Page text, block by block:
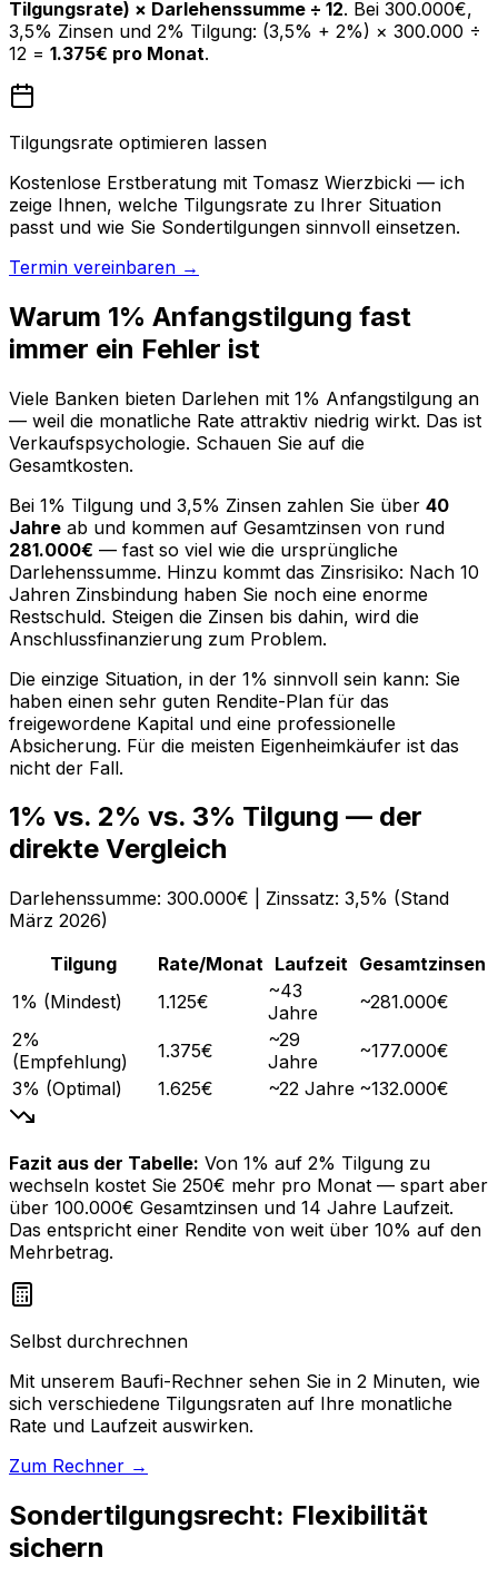
Tilgungsrate) × Darlehenssumme ÷ 12. Bei 300.000€,
3,5% Zinsen und 2% Tilgung: (3,5% + 2%) × 300.000 ÷
12 = 1.375€ pro Monat.
Tilgungsrate optimieren lassen
Kostenlose Erstberatung mit Tomasz Wierzbicki — ich
zeige Ihnen, welche Tilgungsrate zu Ihrer Situation
passt und wie Sie Sondertilgungen sinnvoll einsetzen.
Termin vereinbaren →
Warum 1% Anfangstilgung fast
immer ein Fehler ist
Viele Banken bieten Darlehen mit 1% Anfangstilgung an
— weil die monatliche Rate attraktiv niedrig wirkt. Das ist
Verkaufspsychologie. Schauen Sie auf die
Gesamtkosten.
Bei 1% Tilgung und 3,5% Zinsen zahlen Sie über 40
Jahre ab und kommen auf Gesamtzinsen von rund
281.000€ — fast so viel wie die ursprüngliche
Darlehenssumme. Hinzu kommt das Zinsrisiko: Nach 10
Jahren Zinsbindung haben Sie noch eine enorme
Restschuld. Steigen die Zinsen bis dahin, wird die
Anschlussfinanzierung zum Problem.
Die einzige Situation, in der 1% sinnvoll sein kann: Sie
haben einen sehr guten Rendite-Plan für das
freigewordene Kapital und eine professionelle
Absicherung. Für die meisten Eigenheimkäufer ist das
nicht der Fall.
1% vs. 2% vs. 3% Tilgung — der
direkte Vergleich
Darlehenssumme: 300.000€ | Zinssatz: 3,5% (Stand
März 2026)
Tilgung
Rate/Monat Laufzeit Gesamtzinsen
1% (Mindest)
1.125€
~43
Jahre
~281.000€
2%
(Empfehlung)
1.375€
~29
Jahre
~177.000€
3% (Optimal)
1.625€ ~22 Jahre ~132.000€
Fazit aus der Tabelle: Von 1% auf 2% Tilgung zu
wechseln kostet Sie 250€ mehr pro Monat — spart aber
über 100.000€ Gesamtzinsen und 14 Jahre Laufzeit.
Das entspricht einer Rendite von weit über 10% auf den
Mehrbetrag.
Selbst durchrechnen
Mit unserem Baufi-Rechner sehen Sie in 2 Minuten, wie
sich verschiedene Tilgungsraten auf Ihre monatliche
Rate und Laufzeit auswirken.
Zum Rechner →
Sondertilgungsrecht: Flexibilität
sichern